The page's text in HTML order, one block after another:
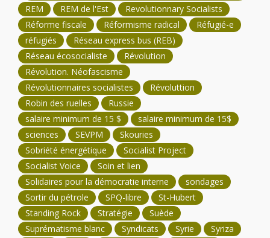
REM
REM de l'Est
Revolutionnary Socialists
Réforme fiscale
Réformisme radical
Réfugié-e
réfugiés
Réseau express bus (REB)
Réseau écosocialiste
Révolution
Révolution. Néofascisme
Révolutionnaires socialistes
Révoluttion
Robin des ruelles
Russie
salaire minimum de 15 $
salaire minimum de 15$
sciences
SEVPM
Skouries
Sobriété énergétique
Socialist Project
Socialist Voice
Soin et lien
Solidaires pour la démocratie interne
sondages
Sortir du pétrole
SPQ-libre
St-Hubert
Standing Rock
Stratégie
Suède
Suprématisme blanc
Syndicats Syrie
Syriza